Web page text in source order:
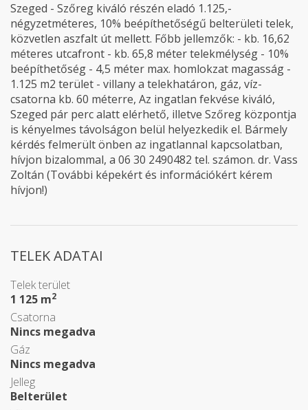
Szeged - Szőreg kiváló részén eladó 1.125,-
négyzetméteres, 10% beépíthetőségű belterületi telek,
közvetlen aszfalt út mellett. Főbb jellemzők: - kb. 16,62
méteres utcafront - kb. 65,8 méter telekmélység - 10%
beépíthetőség - 4,5 méter max. homlokzat magasság -
1.125 m2 terület - villany a telekhatáron, gáz, víz-
csatorna kb. 60 méterre, Az ingatlan fekvése kiváló,
Szeged pár perc alatt elérhető, illetve Szőreg központja
is kényelmes távolságon belül helyezkedik el. Bármely
kérdés felmerült önben az ingatlannal kapcsolatban,
hívjon bizalommal, a 06 30 2490482 tel. számon. dr. Vass
Zoltán (További képekért és információkért kérem
hívjon!)
TELEK ADATAI
Telek terület
1 125 m2
Csatorna
Nincs megadva
Gáz
Nincs megadva
Jelleg
Belterület